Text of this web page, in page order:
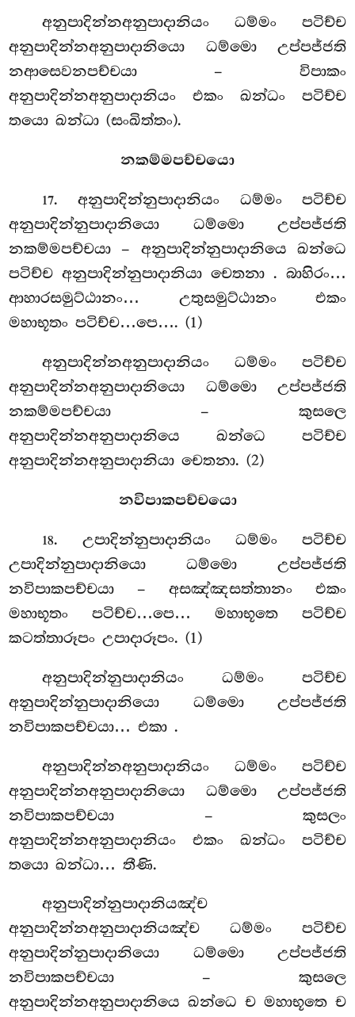
අනුපාදින්නඅනුපාදානියං ධම්මං පටිච්ච
අනුපාදින්නඅනුපාදානියො ධම්මො උප්පජ්ජති
නආසෙවනපච්චයා – විපාකං
අනුපාදින්නඅනුපාදානියං එකං ඛන්ධං පටිච්ච
තයො ඛන්ධා (සංඛිත්තං).
නකම්මපච්චයො
17. අනුපාදින්නුපාදානියං ධම්මං පටිච්ච
අනුපාදින්නුපාදානියො ධම්මො උප්පජ්ජති
නකම්මපච්චයා– අනුපාදින්නුපාදානියෙ ඛන්ධෙ
පටිච්ච අනුපාදින්නුපාදානියා චෙතනා . බාහිරං…
ආහාරසමුට්ඨානං… උතුසමුට්ඨානං එකං
මහාභූතං පටිච්ච…පෙ…. (1)
අනුපාදින්නඅනුපාදානියං ධම්මං පටිච්ච
අනුපාදින්නඅනුපාදානියො ධම්මො උප්පජ්ජති
නකම්මපච්චයා – කුසලෙ
අනුපාදින්නඅනුපාදානියෙ ඛන්ධෙ පටිච්ච
අනුපාදින්නඅනුපාදානියා චෙතනා. (2)
නවිපාකපච්චයො
18. උපාදින්නුපාදානියං ධම්මං පටිච්ච
උපාදින්නුපාදානියො ධම්මො උප්පජ්ජති
නවිපාකපච්චයා – අසඤ්ඤසත්තානං එකං
මහාභූතං පටිච්ච…පෙ… මහාභූතෙ පටිච්ච
කටත්තාරූපං උපාදාරූපං. (1)
අනුපාදින්නුපාදානියං ධම්මං පටිච්ච
අනුපාදින්නුපාදානියො ධම්මො උප්පජ්ජති
නවිපාකපච්චයා… එකා.
අනුපාදින්නඅනුපාදානියං ධම්මං පටිච්ච
අනුපාදින්නඅනුපාදානියො ධම්මො උප්පජ්ජති
නවිපාකපච්චයා – කුසලං
අනුපාදින්නඅනුපාදානියං එකං ඛන්ධං පටිච්ච
තයො ඛන්ධා… තීණි.
අනුපාදින්නුපාදානියඤ්ච
අනුපාදින්නඅනුපාදානියඤ්ච ධම්මං පටිච්ච
අනුපාදින්නුපාදානියො ධම්මො උප්පජ්ජති
නවිපාකපච්චයා – කුසලෙ
අනුපාදින්නඅනුපාදානියෙ ඛන්ධෙ ච මහාභූතෙ ච